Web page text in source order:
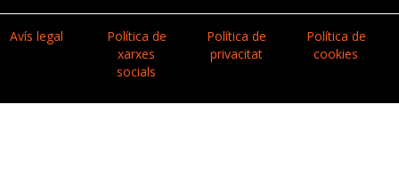
Avís legal
Política de
xarxes
socials
Política de
privacitat
Política de
cookies